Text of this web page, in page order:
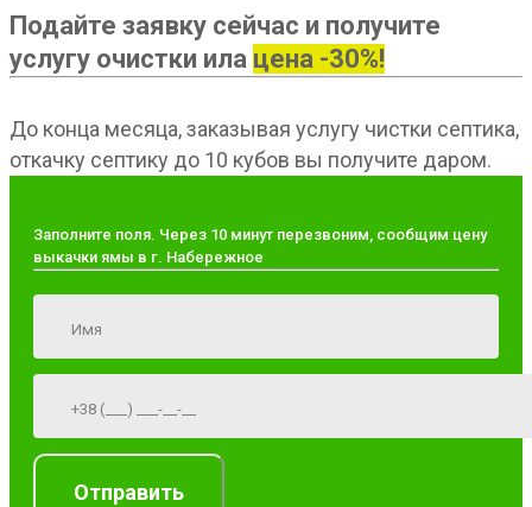
Подайте заявку сейчас и получите
услугу очистки ила цена -30%!
До конца месяца, заказывая услугу чистки септика,
откачку септику до 10 кубов вы получите даром.
Заполните поля. Через 10 минут перезвоним, сообщим цену
выкачки ямы в г. Набережное